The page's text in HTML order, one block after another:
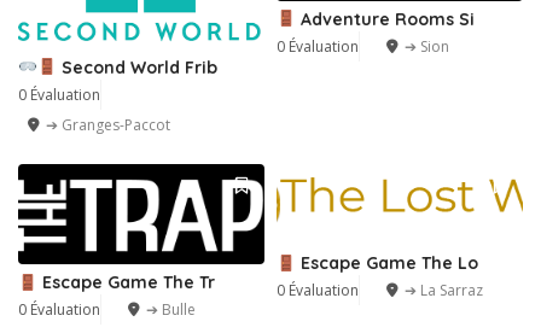
Second World Frib
0 Évaluation
➔ Granges-Paccot
Adventure Rooms Si
0 Évaluation ➔ Sion
Escape Game The Tr
0 Évaluation ➔ Bulle
Escape Game The Lo
0 Évaluation ➔ La Sarraz